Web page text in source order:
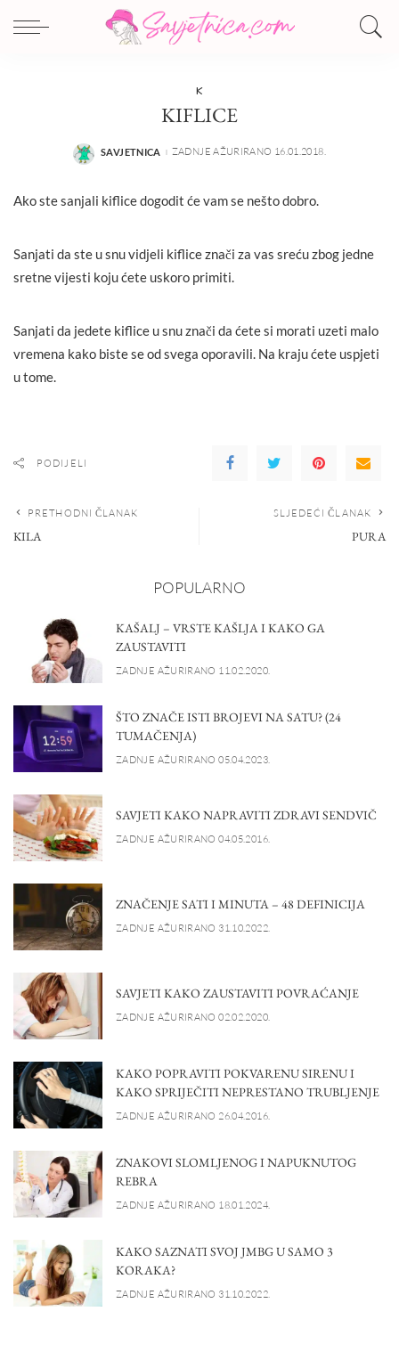
K
KIFLICE
POSTED
SAVJETNICA ZADNJE AŽURIRANO 16.01.2018.
Ako ste sanjali kiflice dogodit će vam se nešto dobro.
Sanjati da ste u snu vidjeli kiflice znači za vas sreću zbog jedne
sretne vijesti koju ćete uskoro primiti.
Sanjati da jedete kiflice u snu znači da ćete si morati uzeti malo
vremena kako biste se od svega oporavili. Na kraju ćete uspjeti
u tome.
PODIJELI
PRETHODNI ČLANAK
KILA
SLJEDEĆI ČLANAK
PURA
POPULARNO
KAŠALJ – VRSTE KAŠLJA I KAKO GA
ZAUSTAVITI
ZADNJE AŽURIRANO 11.02.2020.
ŠTO ZNAČE ISTI BROJEVI NA SATU? (24
TUMAČENJA)
ZADNJE AŽURIRANO 05.04.2023.
SAVJETI KAKO NAPRAVITI ZDRAVI SENDVIČ
ZADNJE AŽURIRANO 04.05.2016.
ZNAČENJE SATI I MINUTA – 48 DEFINICIJA
ZADNJE AŽURIRANO 31.10.2022.
SAVJETI KAKO ZAUSTAVITI POVRAĆANJE
ZADNJE AŽURIRANO 02.02.2020.
KAKO POPRAVITI POKVARENU SIRENU I
KAKO SPRIJEČITI NEPRESTANO TRUBLJENJE
ZADNJE AŽURIRANO 26.04.2016.
ZNAKOVI SLOMLJENOG I NAPUKNUTOG
REBRA
ZADNJE AŽURIRANO 18.01.2024.
KAKO SAZNATI SVOJ JMBG U SAMO 3
KORAKA?
ZADNJE AŽURIRANO 31.10.2022.